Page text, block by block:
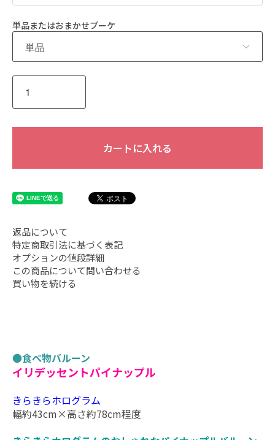
単品またはおまかせブーケ
カートに入れる
返品について
特定商取引法に基づく表記
オプションの値段詳細
この商品について問い合わせる
買い物を続ける
●食べ物バルーン
イリデッセントパイナップル
きらきらホログラム
幅約43cm×高さ約78cm程度